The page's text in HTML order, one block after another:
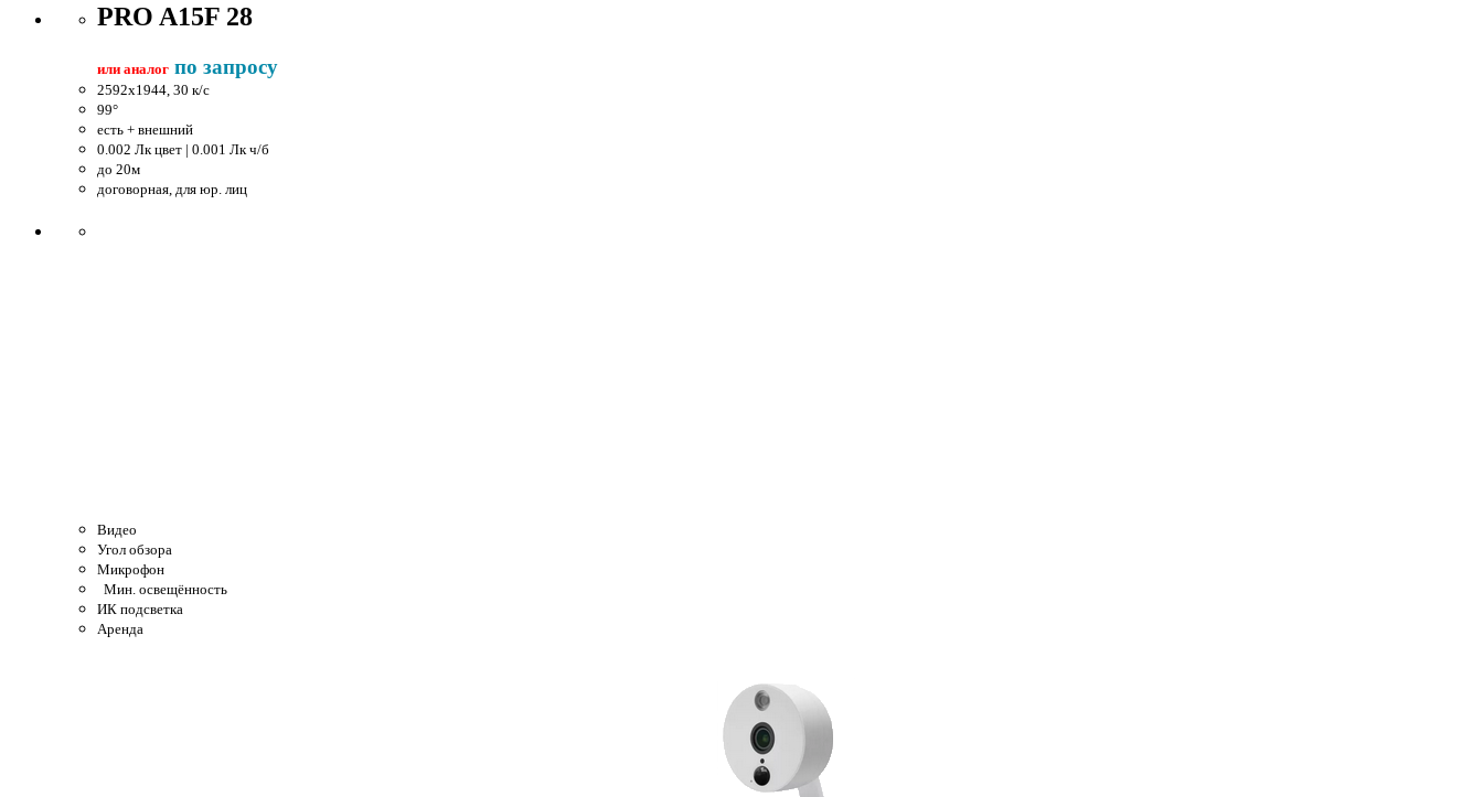
PRO A15F 28
или аналог по запросу
2592x1944, 30 к/c
99°
есть + внешний
0.002 Лк цвет | 0.001 Лк ч/б
до 20м
договорная, для юр. лиц
Видео
Угол обзора
Микрофон
Мин. освещённость
ИК подсветка
Аренда